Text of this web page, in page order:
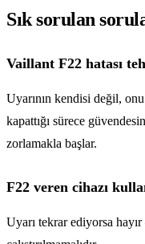
Sık sorulan
Vaillant F22 hatası
Uyarının kendisi değil,
kapattığı sürece
zorlamakla başlar.
F22 veren cihazı
Uyarı tekrar ediyorsa